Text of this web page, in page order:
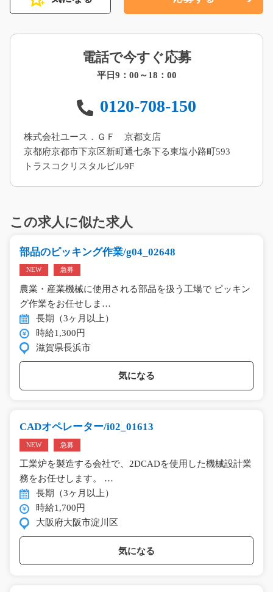
電話で今すぐ応募
平日9：00～18：00
0120-708-150
株式会社ユース．ＧＦ 京都支店
京都府京都市下京区新町通七条下る東塩小路町593
トラスコクリスタルビル9F
この求人に似た求人
部品のピッキング作業/g04_02648
NEW 急募
農業・産業機械に使用される部品を扱う工場で ピッキン
グ作業をお任せしま…
長期（3ヶ月以上）
時給1,300円
滋賀県長浜市
気になる
CADオペレーター/i02_01613
NEW 急募
工業炉を製造する会社で、2DCADを使用した機械設計業
務をお任せします。 …
長期（3ヶ月以上）
時給1,700円
大阪府大阪市淀川区
気になる